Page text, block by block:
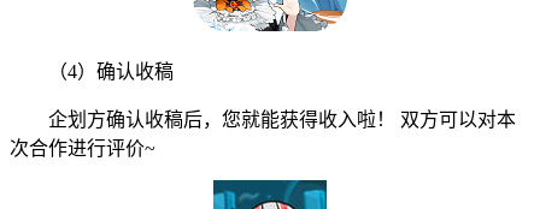
（4）确认收稿
企划方确认收稿后，您就能获得收入啦！ 双方可以对本
次合作进行评价~